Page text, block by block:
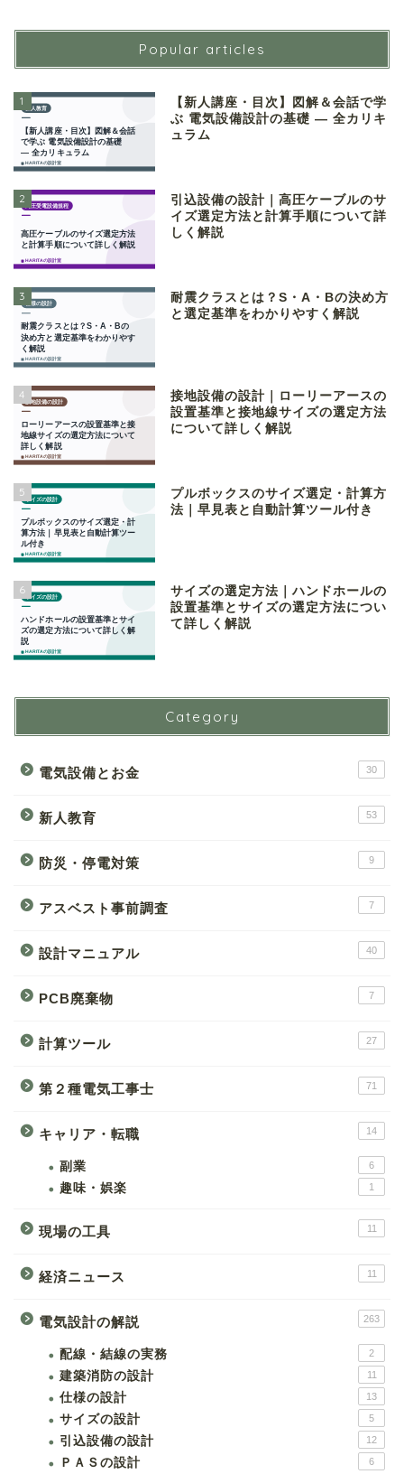
Popular articles
1
【新人講座・目次】図解＆会話で学
ぶ 電気設備設計の基礎 ― 全カリキ
ュラム
2
引込設備の設計｜高圧ケーブルのサ
イズ選定方法と計算手順について詳
しく解説
3
耐震クラスとは？S・A・Bの決め方
と選定基準をわかりやすく解説
4
接地設備の設計｜ローリーアースの
設置基準と接地線サイズの選定方法
について詳しく解説
5
プルボックスのサイズ選定・計算方
法｜早見表と自動計算ツール付き
6
サイズの選定方法｜ハンドホールの
設置基準とサイズの選定方法につい
て詳しく解説
Category
電気設備とお金 30
新人教育 53
防災・停電対策 9
アスベスト事前調査 7
設計マニュアル 40
PCB廃棄物 7
計算ツール 27
第２種電気工事士 71
キャリア・転職 14
副業 6
趣味・娯楽 1
現場の工具 11
経済ニュース 11
電気設計の解説 263
配線・結線の実務 2
建築消防の設計 11
仕様の設計 13
サイズの設計 5
引込設備の設計 12
ＰＡＳの設計 6